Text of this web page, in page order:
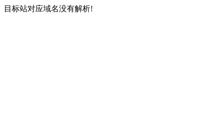
目标站对应域名没有解析!